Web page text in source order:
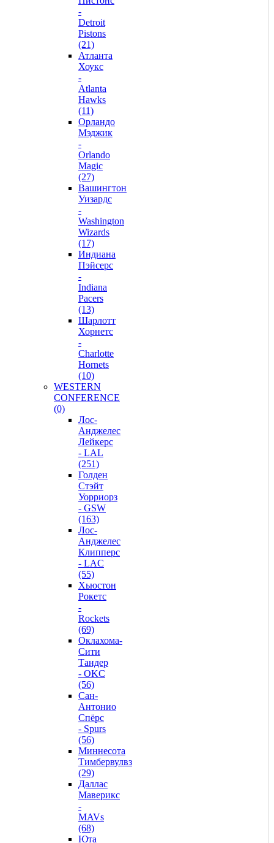
-
Detroit
Pistons
(21)
Атланта
Хоукс
-
Atlanta
Hawks
(11)
Орландо
Мэджик
-
Orlando
Magic
(27)
Вашингтон
Уизардс
-
Washington
Wizards
(17)
Индиана
Пэйсерс
-
Indiana
Pacers
(13)
Шарлотт
Хорнетс
-
Charlotte
Hornets
(10)
WESTERN
CONFERENCE
(0)
Лос-
Анджелес
Лейкерс
- LAL
(251)
Голден
Стэйт
Уорриорз
- GSW
(163)
Лос-
Анджелес
Клипперс
- LAC
(55)
Хьюстон
Рокетс
-
Rockets
(69)
Оклахома-
Сити
Тандер
- OKC
(56)
Сан-
Антонио
Спёрс
- Spurs
(56)
Миннесота
Тимбервулвз
(29)
Даллас
Маверикс
-
MAVs
(68)
Юта